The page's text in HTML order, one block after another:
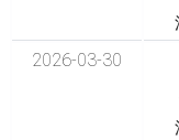
2026-03-30